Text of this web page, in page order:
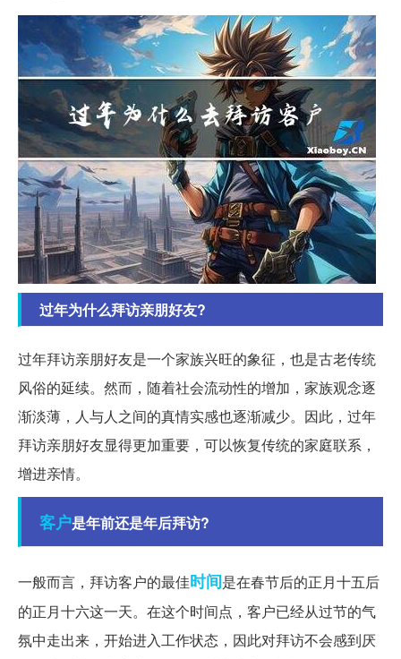
过年为什么拜访亲朋好友?
过年拜访亲朋好友是一个家族兴旺的象征，也是古老传统
风俗的延续。然而，随着社会流动性的增加，家族观念逐
渐淡薄，人与人之间的真情实感也逐渐减少。因此，过年
拜访亲朋好友显得更加重要，可以恢复传统的家庭联系，
增进亲情。
客户是年前还是年后拜访?
一般而言，拜访客户的最佳时间是在春节后的正月十五后
的正月十六这一天。在这个时间点，客户已经从过节的气
氛中走出来，开始进入工作状态，因此对拜访不会感到厌